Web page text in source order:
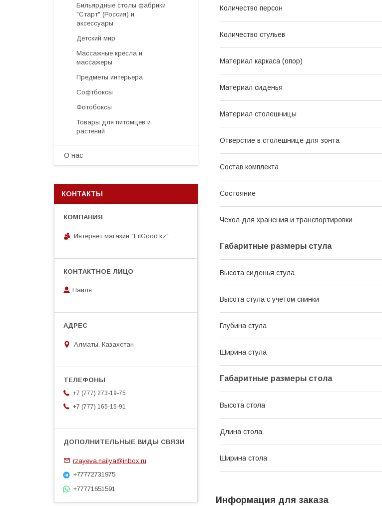
Количество персон
Количество стульев
Материал каркаса (опор)
Материал сиденья
Материал столешницы
Отверстие в столешнице для зонта
Состав комплекта
Состояние
Чехол для хранения и транспортировки
Габаритные размеры стула
Высота сиденья стула
Высота стула с учетом спинки
Глубина стула
Ширина стула
Габаритные размеры стола
Высота стола
Длина стола
Ширина стола
Информация для заказа
Бильярдные столы фабрики
"Cтарт" (Россия) и
аксессуары
Детский мир
Массажные кресла и
массажеры
Предметы интерьера
Софтбоксы
Фотобоксы
Товары для питомцев и
растений
О нас
КОНТАКТЫ
Интернет магазин "FitGood.kz"
Наиля
Алматы, Казахстан
+7 (777) 273-19-75
+7 (777) 165-15-91
rzayeva.nailya@inbox.ru
+77772731975
+77771651591